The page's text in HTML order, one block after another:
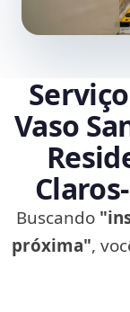
Vaso
Buscando
próxima",